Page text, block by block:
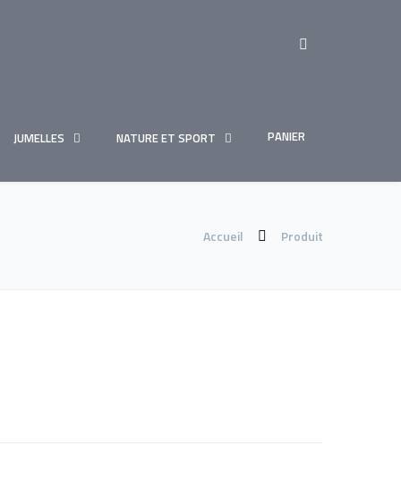
JUMELLES NATURE ET SPORT PANIER
Accueil Produit